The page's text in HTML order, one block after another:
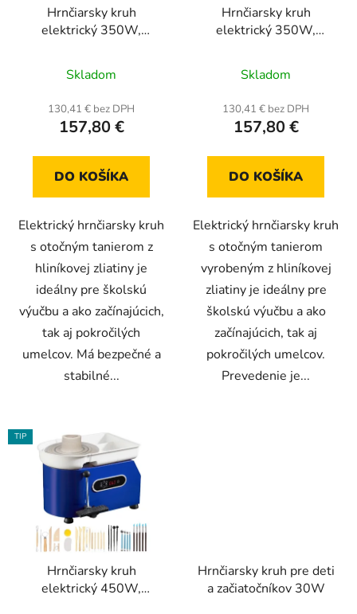
Hrnčiarsky kruh
elektrický 350W,
modrý
hodnotenie
produktu
je
z
Skladom
130,41 € bez DPH
157,80 €
DO KOŠÍKA
Elektrický hrnčiarsky kruh
s otočným tanierom z
hliníkovej zliatiny je
ideálny pre školskú
výučbu a ako začínajúcich,
tak aj pokročilých
umelcov. Má bezpečné a
stabilné...
Hrnčiarsky kruh
elektrický 350W,
oranžový
Skladom
130,41 € bez DPH
157,80 €
DO KOŠÍKA
Elektrický hrnčiarsky kruh
s otočným tanierom
vyrobeným z hliníkovej
zliatiny je ideálny pre
školskú výučbu a ako
začínajúcich, tak aj
pokročilých umelcov.
Prevedenie je...
TIP
Hrnčiarsky kruh
elektrický 450W,
Hrnčiarsky kruh pre deti
a začiatočníkov 30W